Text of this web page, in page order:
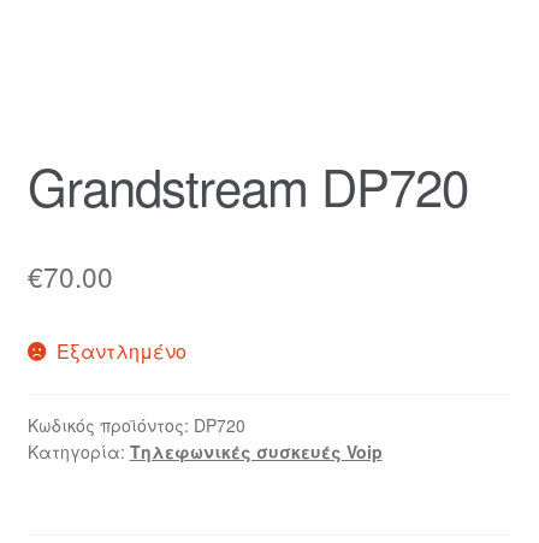
Grandstream DP720
€70.00
Εξαντλημένο
Κωδικός προϊόντος: DP720
Κατηγορία: Τηλεφωνικές συσκευές Voip